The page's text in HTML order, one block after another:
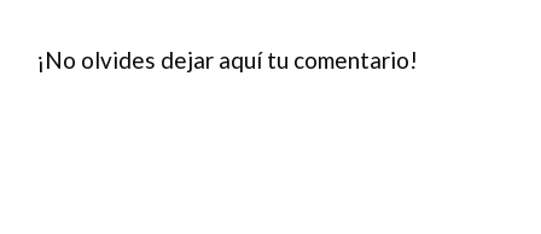
¡No olvides dejar aquí tu comentario!